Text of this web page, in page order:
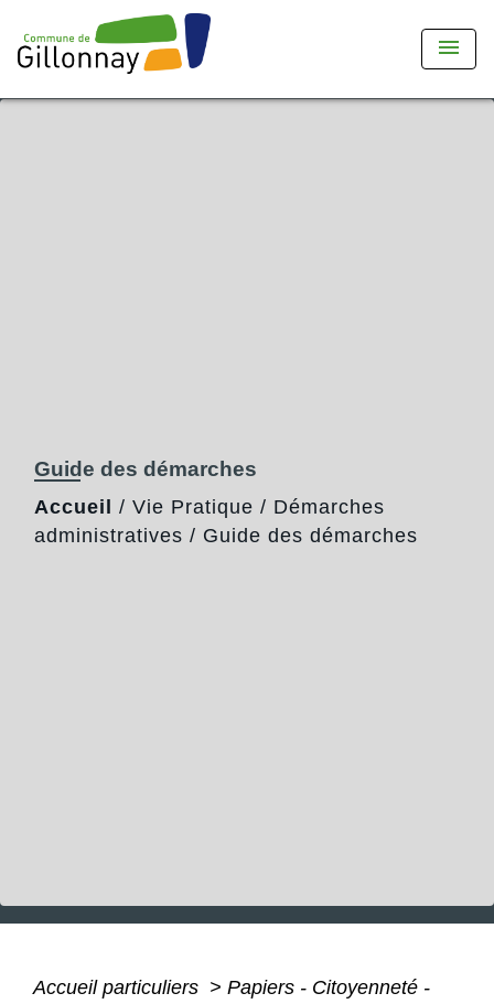
menu
Guide des démarches
Accueil / Vie Pratique / Démarches
administratives / Guide des démarches
Accueil particuliers > Papiers - Citoyenneté -